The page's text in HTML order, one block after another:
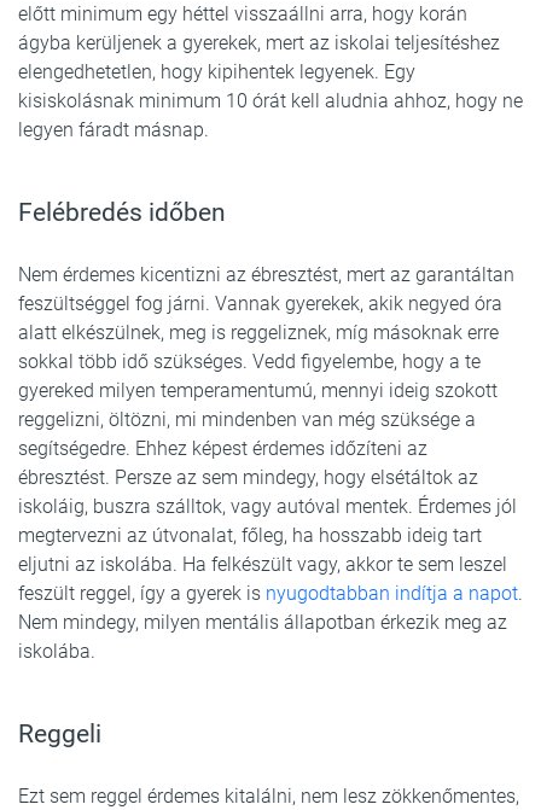
előtt minimum egy héttel visszaállni arra, hogy korán
ágyba kerüljenek a gyerekek, mert az iskolai teljesítéshez
elengedhetetlen, hogy kipihentek legyenek. Egy
kisiskolásnak minimum 10 órát kell aludnia ahhoz, hogy ne
legyen fáradt másnap.
Felébredés időben
Nem érdemes kicentizni az ébresztést, mert az garantáltan
feszültséggel fog járni. Vannak gyerekek, akik negyed óra
alatt elkészülnek, meg is reggeliznek, míg másoknak erre
sokkal több idő szükséges. Vedd figyelembe, hogy a te
gyereked milyen temperamentumú, mennyi ideig szokott
reggelizni, öltözni, mi mindenben van még szüksége a
segítségedre. Ehhez képest érdemes időzíteni az
ébresztést. Persze az sem mindegy, hogy elsétáltok az
iskoláig, buszra szálltok, vagy autóval mentek. Érdemes jól
megtervezni az útvonalat, főleg, ha hosszabb ideig tart
eljutni az iskolába. Ha felkészült vagy, akkor te sem leszel
feszült reggel, így a gyerek is nyugodtabban indítja a napot.
Nem mindegy, milyen mentális állapotban érkezik meg az
iskolába.
Reggeli
Ezt sem reggel érdemes kitalálni, nem lesz zökkenőmentes,